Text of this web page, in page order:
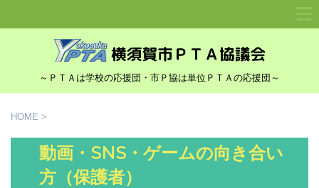
～ＰＴＡは学校の応援団・市Ｐ協は単位ＰＴＡの応援団～
HOME >
動画・SNS・ゲームの向き合い
方（保護者）